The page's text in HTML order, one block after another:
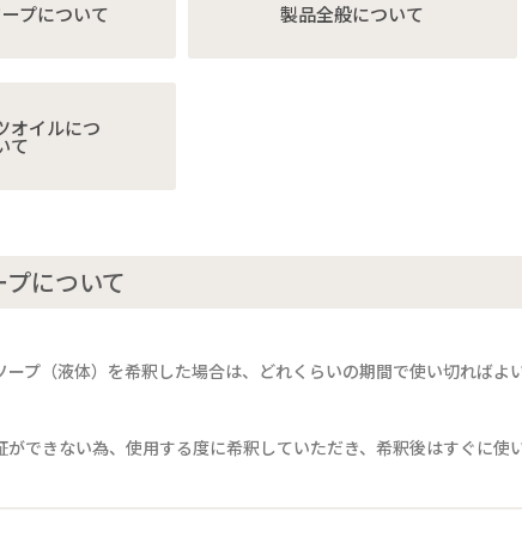
プについて
オイルにつ
て
製品全般について
について
ープ（液体）を希釈した場合は、どれくらいの期間で使い切ればよ
ができない為、使用する度に希釈していただき、希釈後はすぐに使